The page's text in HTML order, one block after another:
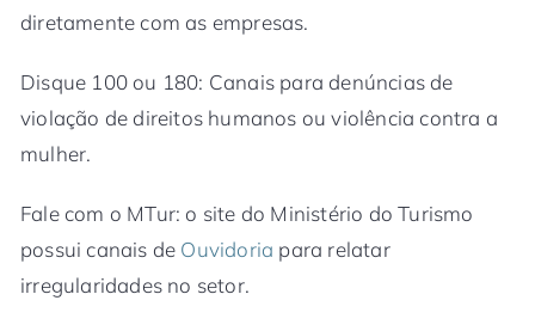
diretamente com as empresas.
Disque 100 ou 180: Canais para denúncias de
violação de direitos humanos ou violência contra a
mulher.
Fale com o MTur: o site do Ministério do Turismo
possui canais de Ouvidoria para relatar
irregularidades no setor.